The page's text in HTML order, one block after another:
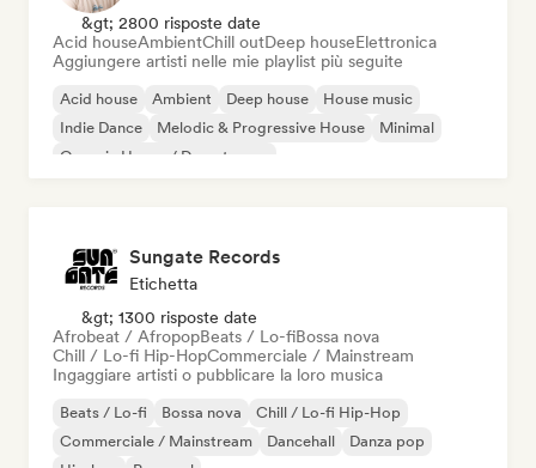
&gt; 2800 risposte date
Acid houseAmbientChill outDeep houseElettronica
Aggiungere artisti nelle mie playlist più seguite
Acid house Ambient Deep house
House music
Indie Dance
Melodic & Progressive House
Minimal
Organic House / Downtempo
Sungate Records
Etichetta
&gt; 1300 risposte date
Afrobeat / AfropopBeats / Lo-fiBossa nova
Chill / Lo-fi Hip-HopCommerciale / Mainstream
Ingaggiare artisti o pubblicare la loro musica
Beats / Lo-fi Bossa nova
Chill / Lo-fi Hip-Hop
Commerciale / Mainstream
Dancehall
Danza pop